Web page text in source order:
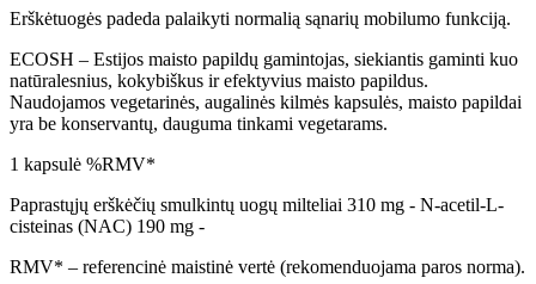
Erškėtuogės padeda palaikyti normalią sąnarių mobilumo funkciją.
ECOSH – Estijos maisto papildų gamintojas, siekiantis gaminti kuo
natūralesnius, kokybiškus ir efektyvius maisto papildus.
Naudojamos vegetarinės, augalinės kilmės kapsulės, maisto papildai
yra be konservantų, dauguma tinkami vegetarams.
1 kapsulė %RMV*
Paprastųjų erškėčių smulkintų uogų milteliai 310 mg - N-acetil-L-
cisteinas (NAC) 190 mg -
RMV* – referencinė maistinė vertė (rekomenduojama paros norma).